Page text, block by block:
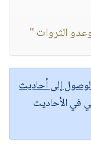
الثروات "
إلى أحاديث
في الأحاديث